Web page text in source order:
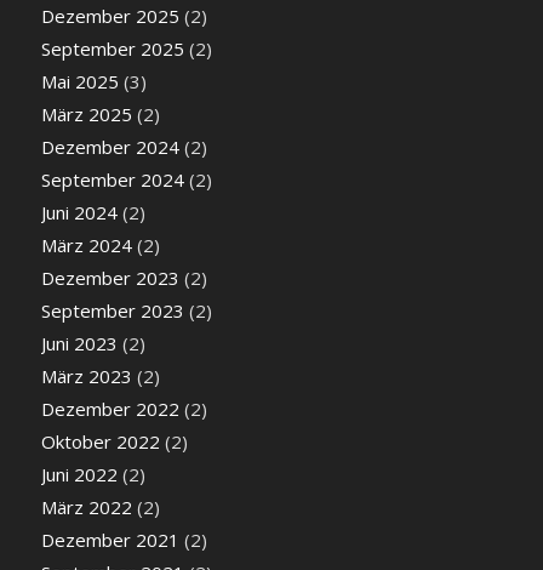
Dezember 2025 (2)
September 2025 (2)
Mai 2025 (3)
März 2025 (2)
Dezember 2024(2)
September 2024(2)
Juni 2024(2)
März 2024(2)
Dezember 2023 (2)
September 2023 (2)
Juni 2023 (2)
März 2023 (2)
Dezember 2022 (2)
Oktober 2022 (2)
Juni 2022 (2)
März 2022 (2)
Dezember 2021 (2)